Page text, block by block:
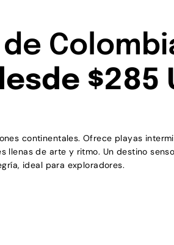
$285
continentales. Ofrece playas
llenas de arte y ritmo. Un destino
ideal para exploradores.